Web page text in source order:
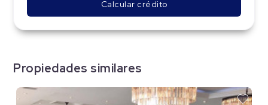
Calcular crédito
Propiedades similares